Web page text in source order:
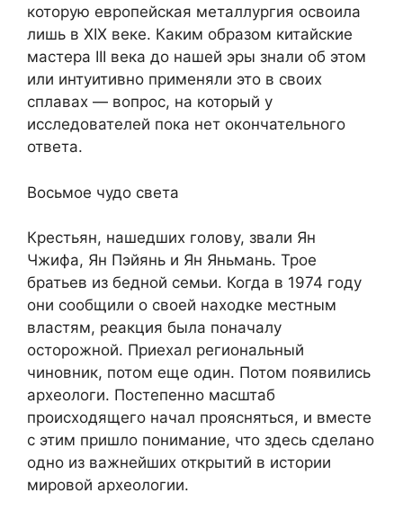
которую европейская металлургия освоила
лишь в XIX веке. Каким образом китайские
мастера III века до нашей эры знали об этом
или интуитивно применяли это в своих
сплавах — вопрос, на который у
исследователей пока нет окончательного
ответа.
Восьмое чудо света
Крестьян, нашедших голову, звали Ян
Чжифа, Ян Пэйянь и Ян Яньмань. Трое
братьев из бедной семьи. Когда в 1974 году
они сообщили о своей находке местным
властям, реакция была поначалу
осторожной. Приехал региональный
чиновник, потом еще один. Потом появились
археологи. Постепенно масштаб
происходящего начал проясняться, и вместе
с этим пришло понимание, что здесь сделано
одно из важнейших открытий в истории
мировой археологии.